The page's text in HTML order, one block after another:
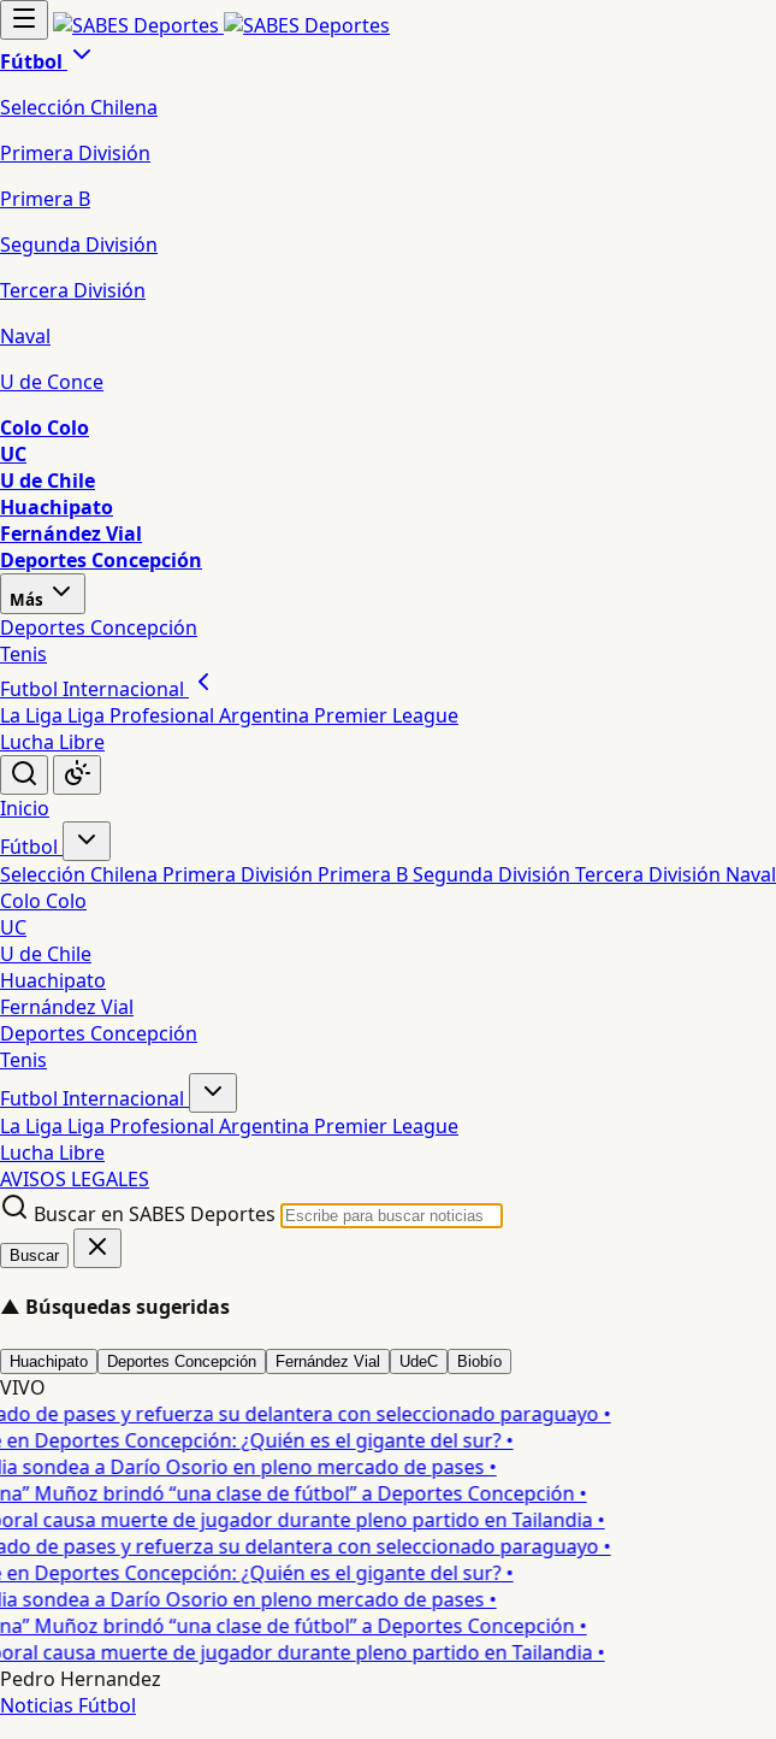
Fútbol
Selección Chilena
Primera División
Primera B
Segunda División
Tercera División
Naval
U de Conce
Colo Colo
UC
U de Chile
Huachipato
Fernández Vial
Deportes Concepción
Más
Deportes Concepción
Tenis
Futbol Internacional
La Liga Liga Profesional Argentina Premier League
Lucha Libre
Inicio
Fútbol
Selección Chilena Primera División Primera BSegunda División Tercera División Naval
Colo Colo
UC
U de Chile
Huachipato
Fernández Vial
Deportes Concepción
Tenis
Futbol Internacional
La Liga Liga Profesional Argentina Premier League
Lucha Libre
AVISOS LEGALES
Buscar en SABES Deportes
Buscar
▲ Búsquedas sugeridas
Huachipato Deportes Concepción Fernández Vial UdeC Biobío
VIVO
de pases y refuerza su delantera con seleccionado paraguayo •
Deportes Concepción: ¿Quién es el gigante del sur? •
a Darío Osorio en pleno mercado de pases •
Muñoz brindó “una clase de fútbol” a Deportes Concepción •
causa muerte de jugador durante pleno partido en Tailandia •
de pases y refuerza su delantera con seleccionado paraguayo •
Deportes Concepción: ¿Quién es el gigante del sur? •
a Darío Osorio en pleno mercado de pases •
Muñoz brindó “una clase de fútbol” a Deportes Concepción •
causa muerte de jugador durante pleno partido en Tailandia •
Pedro Hernandez
Noticias Fútbol